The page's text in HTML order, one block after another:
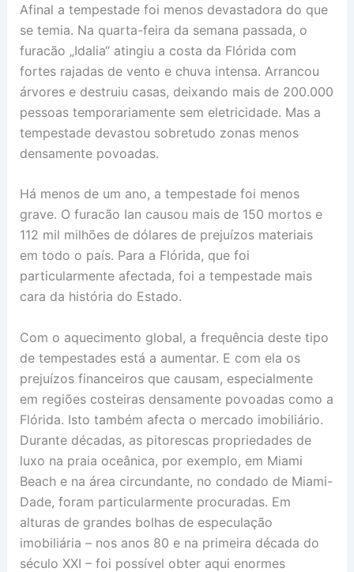
Afinal a tempestade foi menos devastadora do que
se temia. Na quarta-feira da semana passada, o
furacão „Idalia“ atingiu a costa da Flórida com
fortes rajadas de vento e chuva intensa. Arrancou
árvores e destruiu casas, deixando mais de 200.000
pessoas temporariamente sem eletricidade. Mas a
tempestade devastou sobretudo zonas menos
densamente povoadas.
Há menos de um ano, a tempestade foi menos
grave. O furacão Ian causou mais de 150 mortos e
112 mil milhões de dólares de prejuízos materiais
em todo o país. Para a Flórida, que foi
particularmente afectada, foi a tempestade mais
cara da história do Estado.
Com o aquecimento global, a frequência deste tipo
de tempestades está a aumentar. E com ela os
prejuízos financeiros que causam, especialmente
em regiões costeiras densamente povoadas como a
Flórida. Isto também afecta o mercado imobiliário.
Durante décadas, as pitorescas propriedades de
luxo na praia oceânica, por exemplo, em Miami
Beach e na área circundante, no condado de Miami-
Dade, foram particularmente procuradas. Em
alturas de grandes bolhas de especulação
imobiliária – nos anos 80 e na primeira década do
século XXI – foi possível obter aqui enormes